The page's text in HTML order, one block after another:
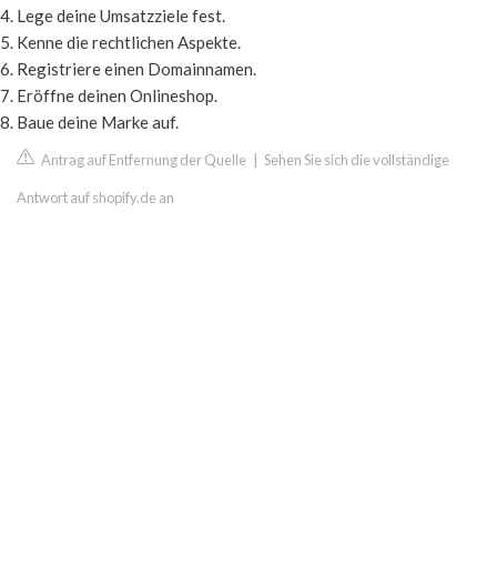
Lege deine Umsatzziele fest.
Kenne die rechtlichen Aspekte.
Registriere einen Domainnamen.
Eröffne deinen Onlineshop.
Baue deine Marke auf.
Antrag auf Entfernung der Quelle Sehen Sie sich die vollständige
Antwort auf shopify.de an